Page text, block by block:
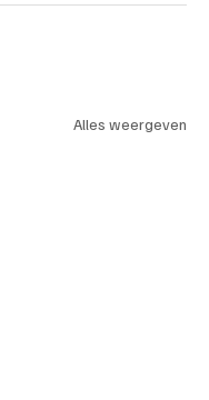
Alles weergeven